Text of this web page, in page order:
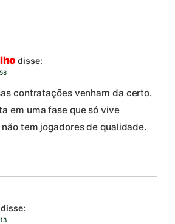
disse:
contratações venham da certo.
em uma fase que só vive
tem jogadores de qualidade.
disse: